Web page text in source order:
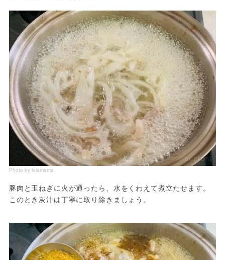
Photo by leiamama
豚肉と玉ねぎに火が通ったら、水をくわえて煮立たせます。
このとき灰汁は丁寧に取り除きましょう。